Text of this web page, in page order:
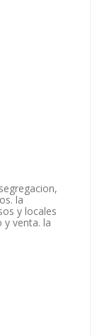
la
y locales
y venta. la